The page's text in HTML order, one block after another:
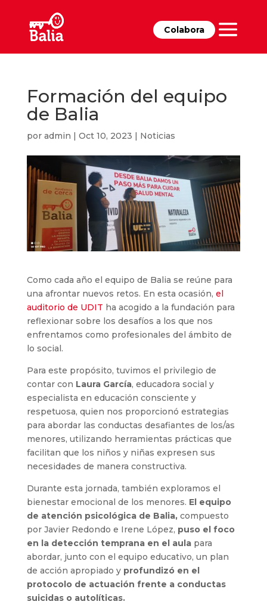
Colabora
Formación del equipo
de Balia
por admin | Oct 10, 2023 | Noticias
Como cada año el equipo de Balia se reúne para
una afrontar nuevos retos. En esta ocasión, el
auditorio de UDIT ha acogido a la fundación para
reflexionar sobre los desafíos a los que nos
enfrentamos como profesionales del ámbito de
lo social.
Para este propósito, tuvimos el privilegio de
contar con Laura García, educadora social y
especialista en educación consciente y
respetuosa, quien nos proporcionó estrategias
para abordar las conductas desafiantes de los/as
menores, utilizando herramientas prácticas que
facilitan que los niños y niñas expresen sus
necesidades de manera constructiva.
Durante esta jornada, también exploramos el
bienestar emocional de los menores. El equipo
de atención psicológica de Balia,compuesto
por Javier Redondo e Irene López, puso el foco
en la detección temprana en el aulapara
abordar, junto con el equipo educativo, un plan
de acción apropiado yprofundizó en el
protocolo de actuación frente a conductas
suicidas o autolíticas.